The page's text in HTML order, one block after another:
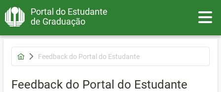
Portal do Estudante
de Graduação
Feedback do Portal do Estudante
Feedback do Portal do Estudante